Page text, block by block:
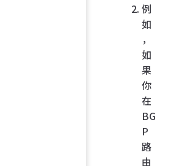
例
如
，
如
果
你
在
BG
P
路
由